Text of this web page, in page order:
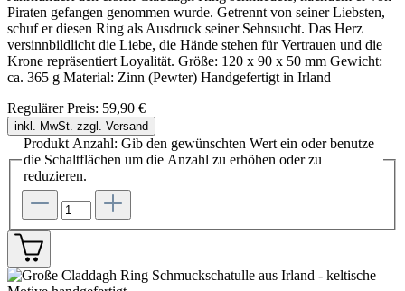
Piraten gefangen genommen wurde. Getrennt von seiner Liebsten,
schuf er diesen Ring als Ausdruck seiner Sehnsucht. Das Herz
versinnbildlicht die Liebe, die Hände stehen für Vertrauen und die
Krone repräsentiert Loyalität. Größe: 120 x 90 x 50 mm Gewicht:
ca. 365 g Material: Zinn (Pewter) Handgefertigt in Irland
Regulärer Preis: 59,90 €
inkl. MwSt. zzgl. Versand
Produkt Anzahl: Gib den gewünschten Wert ein oder benutze
die Schaltflächen um die Anzahl zu erhöhen oder zu
reduzieren.